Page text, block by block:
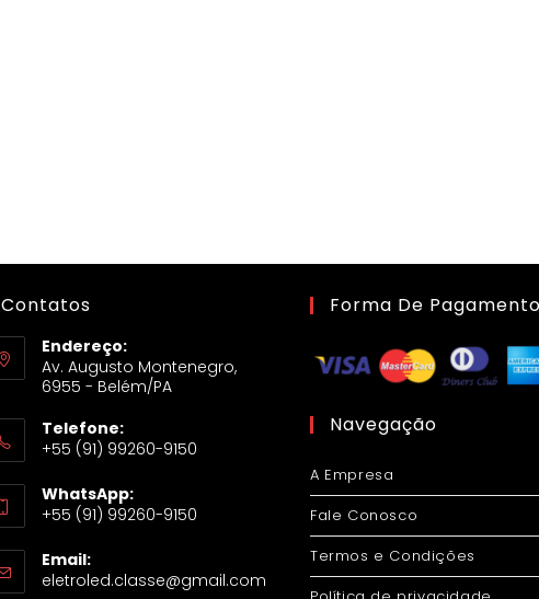
Contatos
Endereço:
Av. Augusto Montenegro,
6955 - Belém/PA
Telefone:
+55 (91) 99260-9150
WhatsApp:
+55 (91) 99260-9150
Email:
eletroled.classe@gmail.com
Forma De Pagamento
Navegação
A Empresa
Fale Conosco
Termos e Condições